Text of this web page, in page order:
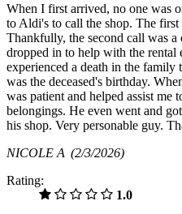
When I first arrived, no one was
to Aldi's to call the shop. The
Thankfully, the second call was
dropped in to help with the rental
experienced a death in the family
was the deceased's birthday.
was patient and helped assist me
belongings. He even went and
his shop. Very personable guy.
NICOLE A (2/3/2026)
Rating:
1.0